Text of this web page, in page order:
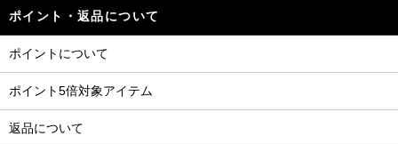
ポイント・返品について
ポイントについて
ポイント5倍対象アイテム
返品について